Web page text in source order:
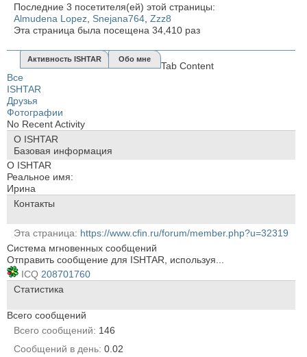
Последние 3 посетителя(ей) этой страницы:
Almudena Lopez Snejana764 Zzz8
Эта страница была посещена 34,410 раз
Активность ISHTAR Обо мне
Tab Content
Все
ISHTAR
Друзья
Фотографии
No Recent Activity
О ISHTAR
Базовая информация
О ISHTAR
Реальное имя:
Ирина
Контакты
Эта страница
https://www.cfin.ru/forum/member.php?u=32319
Система мгновенных сообщений
Отправить сообщение для ISHTAR, используя...
ICQ 208701760
Статистика
Всего сообщений
Всего сообщений
146
Сообщений в день 0.02